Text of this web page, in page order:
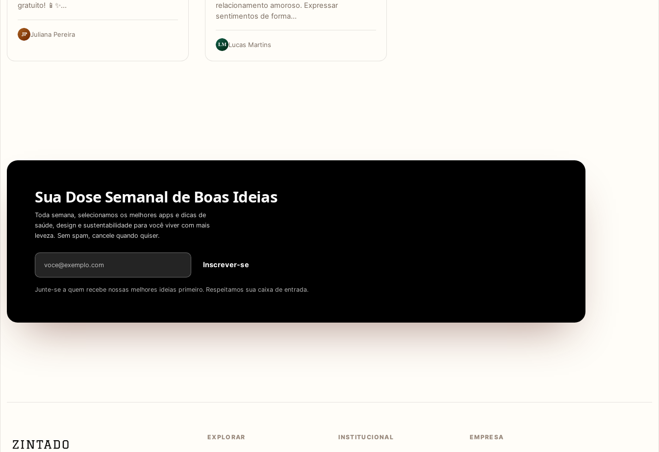
gratuito! 📱✨…
JP Juliana Pereira
relacionamento amoroso. Expressar
sentimentos de forma…
LM Lucas Martins
Sua Dose Semanal de Boas Ideias
Toda semana, selecionamos os melhores apps e dicas de
saúde, design e sustentabilidade para você viver com mais
leveza. Sem spam, cancele quando quiser.
Endereço de e-mail
Inscrever-se
Junte-se a quem recebe nossas melhores ideias primeiro. Respeitamos sua caixa de entrada.
EXPLORAR INSTITUCIONAL EMPRESA